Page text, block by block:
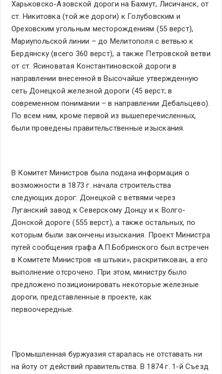
Харьковско-Азовской дороги на Бахмут, Лисичанск, от
ст. Никитовка (той же дороги) к Голубовским и
Ореховским угольным месторождениям (55 верст),
Мариупольской линии – до Мелитополя с ветвью к
Бердянску (всего 360 верст), а также Петровской ветви
от ст. Ясиноватая Константиновской дороги в
направлении внесенной в Высочайше утвержденную
сеть Донецкой железной дороги (45 верст; в
современном понимании – в направлении Дебальцево).
По всем ним, кроме первой из вышеперечисленных,
были проведены правительственные изыскания.
В Комитет Министров была подана информация о
возможности в 1873 г. начала строительства
следующих дорог: Донецкой с ветвями через
Луганский завод к Северскому Донцу и к Волго-
Донской дороге (555 верст), а также остальных, по
которым были закончены изыскания. Проект Министра
путей сообщения графа А.П.Бобринского был встречен
в Комитете Министров «в штыки», раскритикован, а его
выполнение отсрочено. При этом, министру было
предложено позиционировать некоторые железные
дороги, представленные в проекте, как
первоочередные.
Промышленная буржуазия старалась не отставать ни
на йоту от действий правительства. В 1874 г. 1-й Съезд